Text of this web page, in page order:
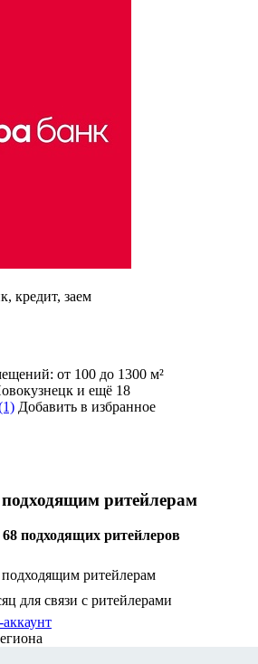
кредит, заем
от 100 до 1300 м²
и ещё 18
Добавить в избранное
ритейлерам
68 подходящих ритейлеров
ритейлерам
для связи с ритейлерами